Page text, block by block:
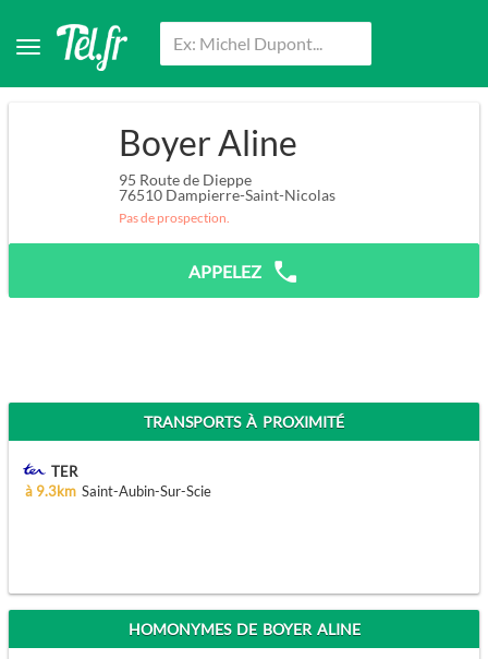
Boyer Aline
95 Route de Dieppe
76510 Dampierre-Saint-Nicolas
Pas de prospection.
APPELEZ
TRANSPORTS À PROXIMITÉ
TER
à 9.3km Saint-Aubin-Sur-Scie
HOMONYMES DE BOYER ALINE